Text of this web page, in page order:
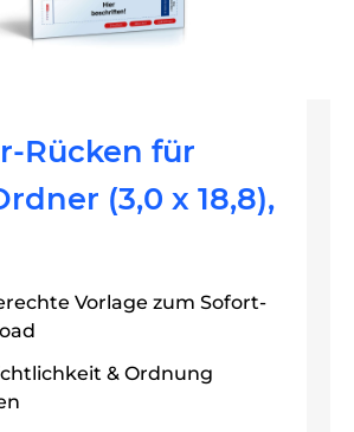
Rücken für
(3,0 x 18,8),
Vorlage zum Sofort-
& Ordnung